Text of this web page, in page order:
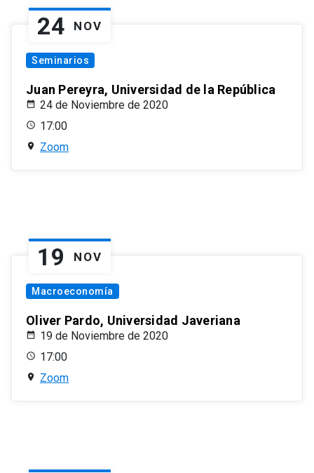
24 NOV
Seminarios
Juan Pereyra, Universidad de la República
24 de Noviembre de 2020
17:00
Zoom
19 NOV
Macroeconomía
Oliver Pardo, Universidad Javeriana
19 de Noviembre de 2020
17:00
Zoom